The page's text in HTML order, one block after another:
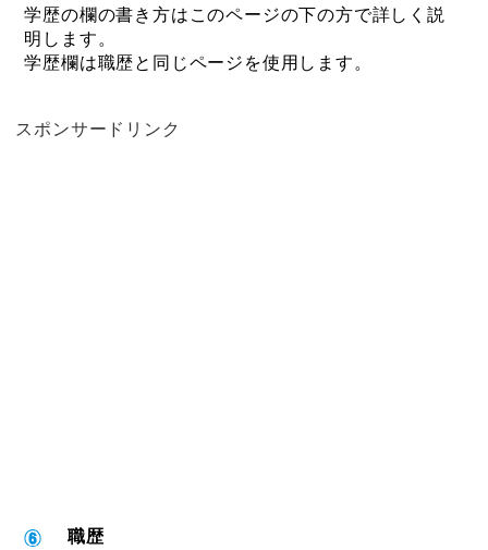
学歴の欄の書き方はこのページの下の方で詳しく説
明します。
学歴欄は職歴と同じページを使用します。
スポンサードリンク
職歴